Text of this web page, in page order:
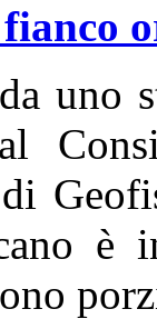
uno
è